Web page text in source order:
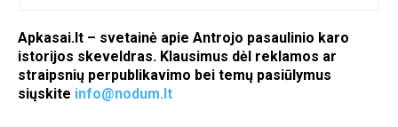
Apkasai.lt – svetainė apie Antrojo pasaulinio karo
istorijos skeveldras. Klausimus dėl reklamos ar
straipsnių perpublikavimo bei temų pasiūlymus
siųskite info@nodum.lt